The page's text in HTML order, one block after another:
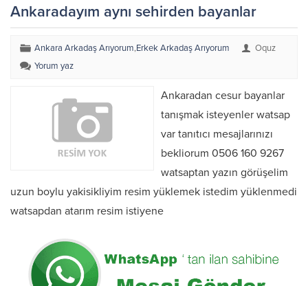
Ankaradayım aynı sehirden bayanlar
Ankara Arkadaş Arıyorum,Erkek Arkadaş Arıyorum
Oquz
Yorum yaz
Ankaradan cesur bayanlar
tanışmak isteyenler watsap
var tanıtıcı mesajlarınızı
bekliorum 0506 160 9267
watsaptan yazın görüşelim
uzun boylu yakisikliyim resim yüklemek istedim yüklenmedi
watsapdan atarım resim istiyene